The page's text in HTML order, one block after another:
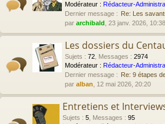
Modérateur : Rédacteur-
Dernier message : Re: Les
par archibald , 23 janv. 2026, 10:38
Les dossiers du
Sujets : 72 Messages : 2974
Modérateur : Rédacteur-
Dernier message : Re: 9 étapes
par alban , 12 mai 2026, 20:20
Entretiens et
Sujets : 5 Messages : 95